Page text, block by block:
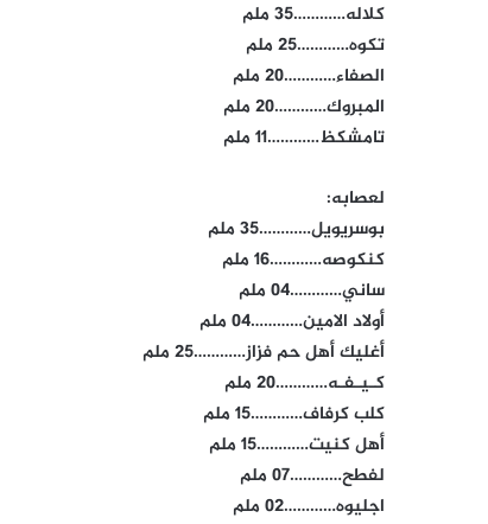
كلاله…………35 ملم
تكوه…………25 ملم
الصفاء…………20 ملم
المبروك…………20 ملم
تامشكظ…………11 ملم
لعصابه:
بوسريويل…………35 ملم
كنكوصه…………16 ملم
ساني…………04 ملم
أولاد الامين…………04 ملم
أغليك أهل حم فزاز…………25 ملم
كـيـفـه…………20 ملم
كلب كرفاف…………15 ملم
أهل كنيت…………15 ملم
لفطح…………07 ملم
اجليوه…………02 ملم